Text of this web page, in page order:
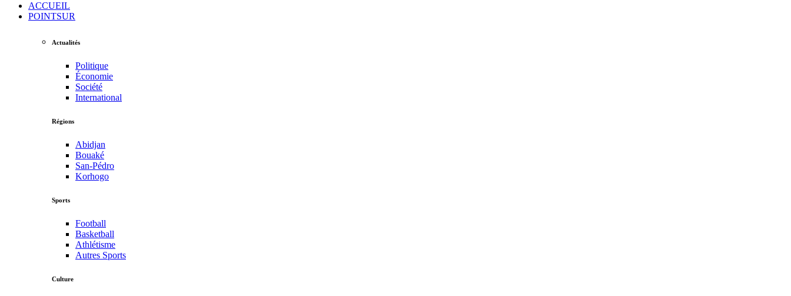
ACCUEIL
POINTSUR
Actualités
Politique
Économie
Société
International
Régions
Abidjan
Bouaké
San-Pédro
Korhogo
Sports
Football
Basketball
Athlétisme
Autres Sports
Culture